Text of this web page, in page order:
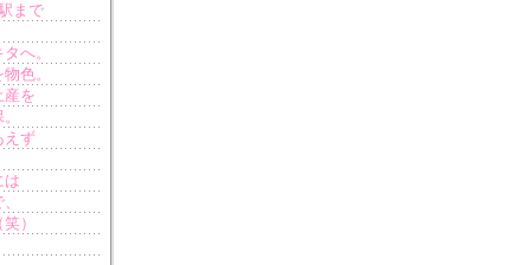
まで
へ。
色。
を
えず
は
）